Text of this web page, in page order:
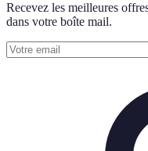
Recevez les meilleures
dans votre boîte mail.